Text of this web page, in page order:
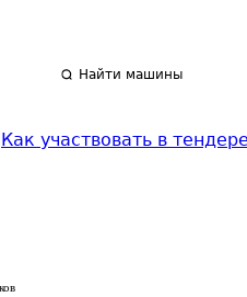
Найти машины
Как участвовать в